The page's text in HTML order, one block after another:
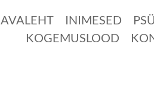
AVALEHT INIMESED
KOGEMUSLOOD